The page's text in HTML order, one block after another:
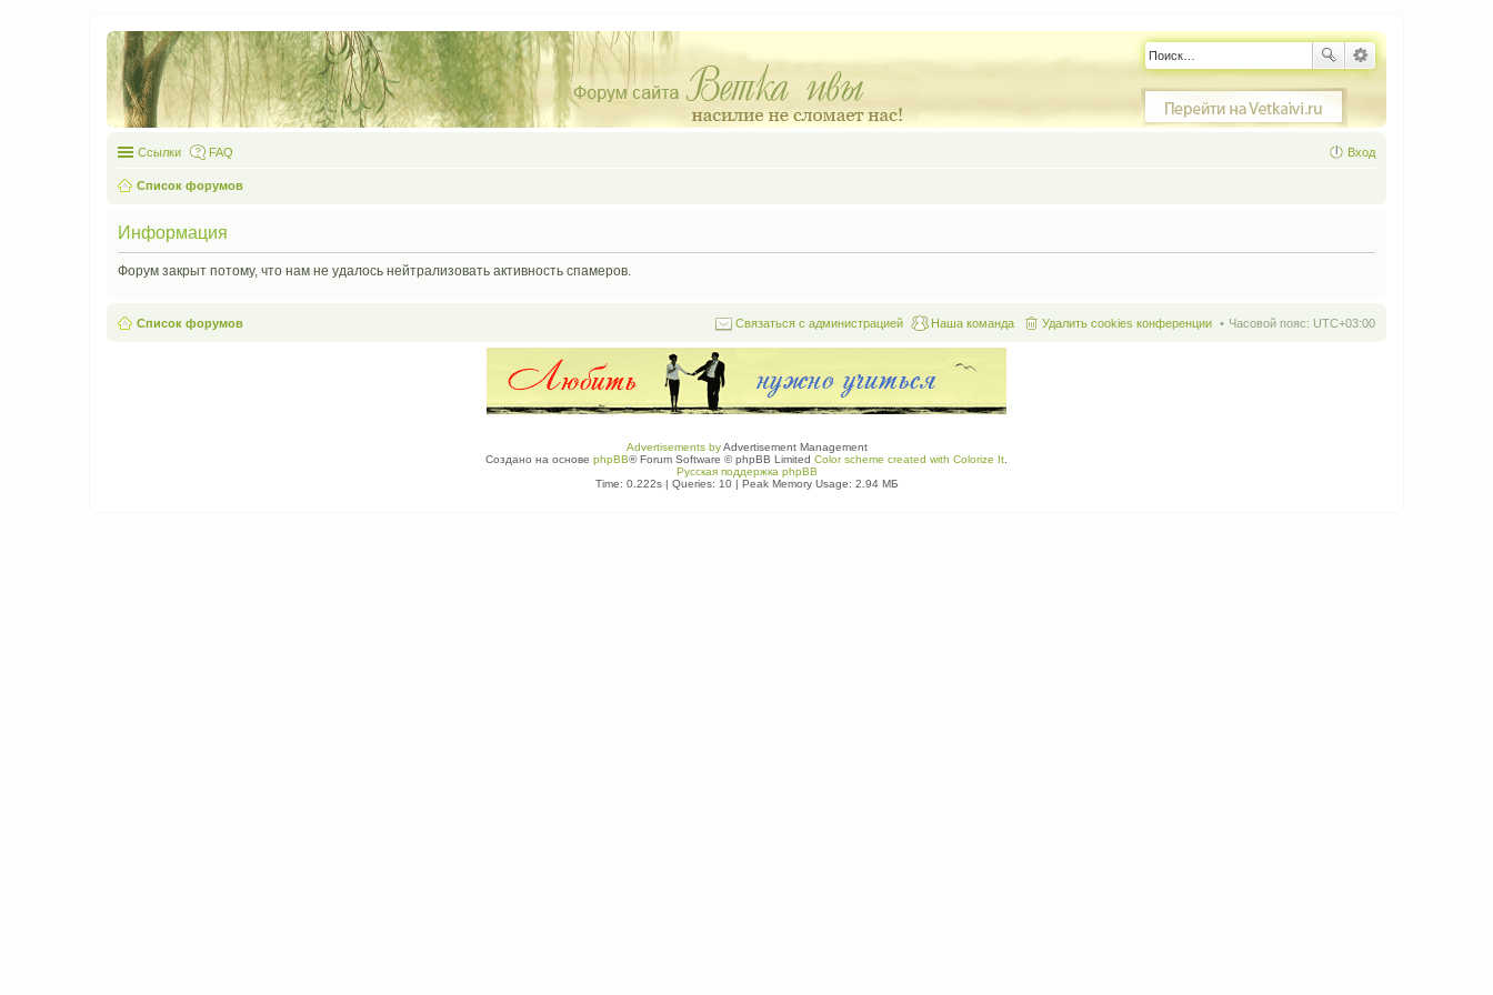
Ссылки FAQ Вход
Список форумов
Информация
Форум закрыт потому, что нам не удалось нейтрализовать активность спамеров.
Список форумов Часовой пояс: UTC+03:00
Удалить cookies конференции
Наша команда
Связаться с администрацией
Advertisements byAdvertisement Management
Создано на основе phpBB® Forum Software © phpBB Limited Color scheme created with Colorize It
Русская поддержка phpBB
Time: 0.222s| Queries: 10| Peak Memory Usage: 2.94 МБ